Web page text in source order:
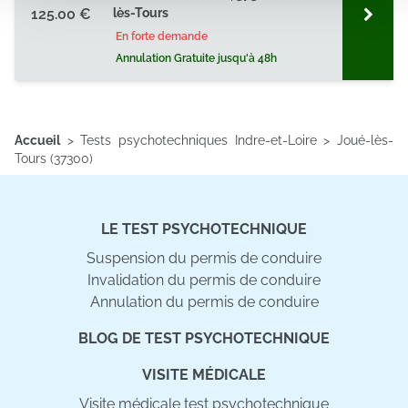
partageons également des informations sur l'utilisation de
notre site avec nos partenaires de médias sociaux, de
publicité et d'analyse, qui peuvent combiner celles-ci
avec d'autres informations que vous leur avez fournies
125.00 €
lès-Tours
En forte demande
Annulation Gratuite jusqu'à 48h
Accueil>Tests psychotechniques Indre-et-Loire>Joué-lès-
Tours (37300)
LE TEST PSYCHOTECHNIQUE
Suspension du permis de conduire
Invalidation du permis de conduire
Annulation du permis de conduire
BLOG DE TEST PSYCHOTECHNIQUE
VISITE MÉDICALE
Visite médicale test psychotechnique